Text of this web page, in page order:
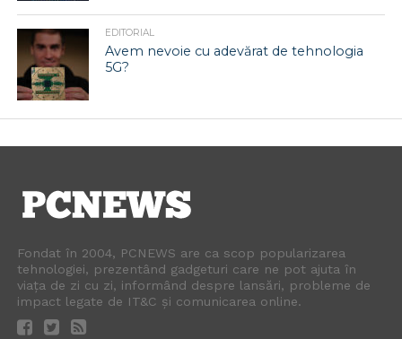
EDITORIAL
Avem nevoie cu adevărat de tehnologia
5G?
Fondat în 2004, PCNEWS are ca scop popularizarea
tehnologiei, prezentând gadgeturi care ne pot ajuta în
viața de zi cu zi, informând despre lansări, probleme de
impact legate de IT&C și comunicarea online.